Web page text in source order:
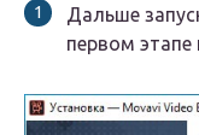
Дальше
первом этапе